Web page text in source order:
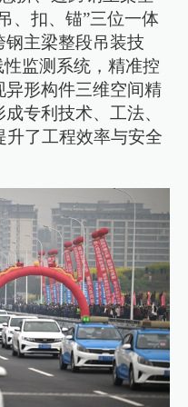
、扣、锚”三位一体
主梁整段吊装技
监测系统，精准控
形构件三维空间精
专利技术、工法、
升了工程效率与安全